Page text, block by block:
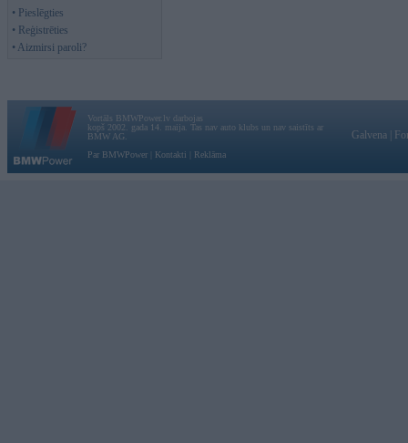
• Pieslēgties
• Reģistrēties
• Aizmirsi paroli?
Vortāls BMWPower.lv darbojas
kopš 2002. gada 14. maija. Tas nav auto klubs un nav saistīts ar
BMW AG.
Par BMWPower
Kontakti Reklāma
Galvena